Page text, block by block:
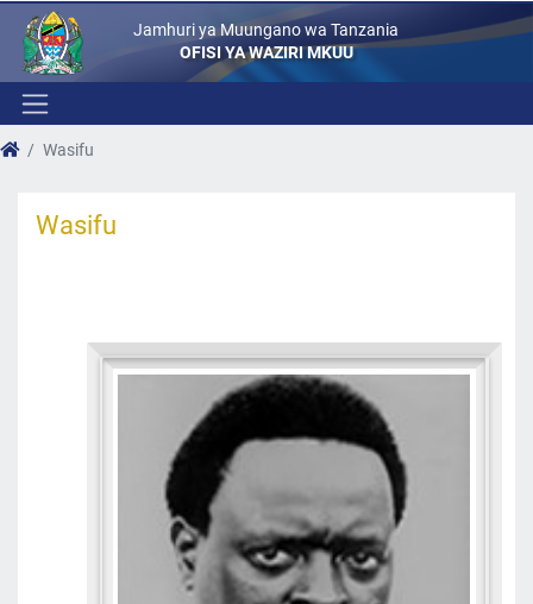
Jamhuri ya Muungano wa Tanzania
OFISI YA WAZIRI MKUU
Wasifu
Wasifu